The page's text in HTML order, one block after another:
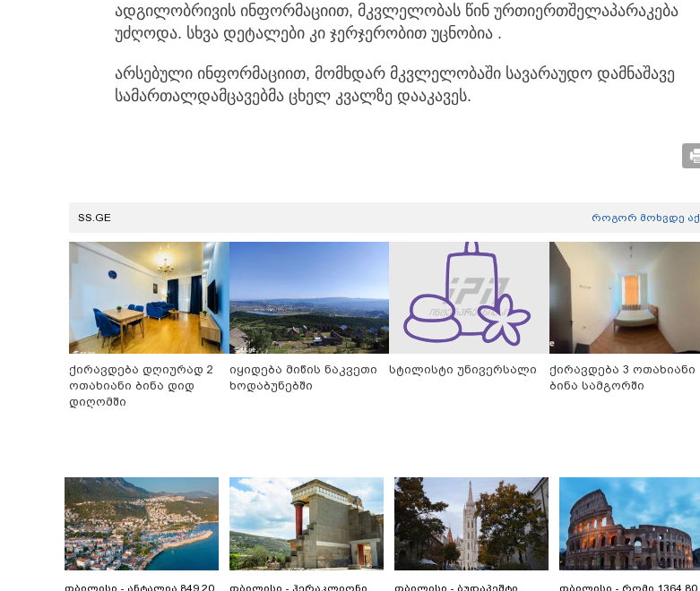
ადგილობრივის ინფორმაციით, მკვლელობას წინ ურთიერთშელაპარაკება
უძღოდა. სხვა დეტალები კი ჯერჯერობით უცნობია .
არსებული ინფორმაციით, მომხდარ მკვლელობაში სავარაუდო დამნაშავე
სამართალდამცავებმა ცხელ კვალზე დააკავეს.
SS.GE როგორ მოხვდე აქ
ქირავდება დღიურად 2
ოთახიანი ბინა დიდ
დიღომში
იყიდება მიწის ნაკვეთი
ხოდაბუნებში
სტილისტი უნივერსალი
ქირავდება 3 ოთახიანი
ბინა სამგორში
თბილისი - ანტალია 849.20
თბილისი - ჰერაკლიონი
თბილისი - ბუდაპეშტი
თბილისი - რომი 1364.80